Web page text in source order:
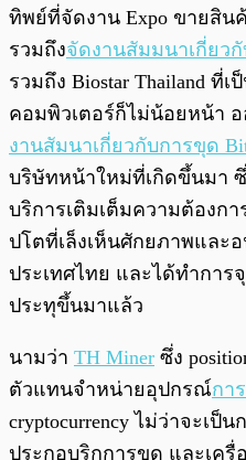
ทิพย์ที่จัดงาน Expo ขายสิ
รวมถึงจัดงานสัมมนาเกี่ยวกั
รวมถึง Biostar Thailand ที่
คอมพิวเตอร์ก็ไม่น้อยหน้า
งานสัมนาเกี่ยวกับการขุด
บริษัทหน้าใหม่ที่เกิดขึ้นมา
บริการเติมเต็มความต้องก
ปโตที่เล็งเห็นศักยภาพและ
ประเทศไทย และได้ทำการ
ประทุขึ้นมาแล้ว
นามว่า TH Miner ซึ่ง
ตัวแทนจำหน่ายอุปกรณ์กา
cryptocurrency ไม่ว่าจะเป็น
ประกอบริกการขุด และเครื่